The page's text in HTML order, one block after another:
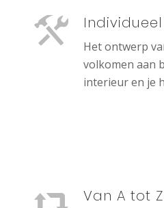
Het ontwerp
volkomen aan
interieur en je
Van A tot